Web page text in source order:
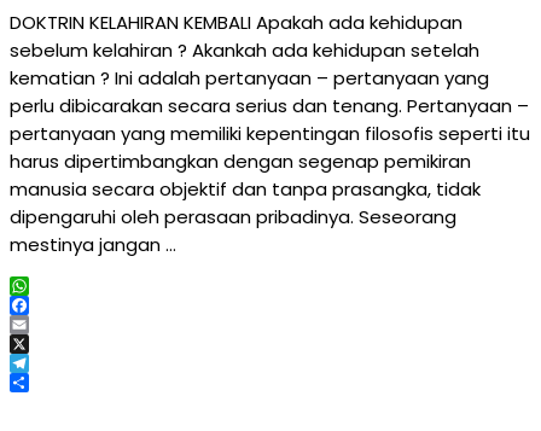
DOKTRIN KELAHIRAN KEMBALI Apakah ada kehidupan
sebelum kelahiran ? Akankah ada kehidupan setelah
kematian ? Ini adalah pertanyaan – pertanyaan yang
perlu dibicarakan secara serius dan tenang. Pertanyaan –
pertanyaan yang memiliki kepentingan filosofis seperti itu
harus dipertimbangkan dengan segenap pemikiran
manusia secara objektif dan tanpa prasangka, tidak
dipengaruhi oleh perasaan pribadinya. Seseorang
mestinya jangan …
WhatsApp
Facebook
Email
X
Telegram